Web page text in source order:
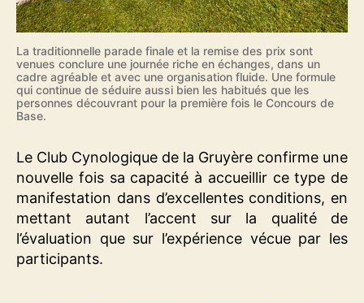
La traditionnelle parade finale et la remise des prix sont
venues conclure une journée riche en échanges, dans un
cadre agréable et avec une organisation fluide. Une formule
qui continue de séduire aussi bien les habitués que les
personnes découvrant pour la première fois le Concours de
Base.
Le Club Cynologique de la Gruyère confirme une
nouvelle fois sa capacité à accueillir ce type de
manifestation dans d’excellentes conditions, en
mettant autant l’accent sur la qualité de
l’évaluation que sur l’expérience vécue par les
participants.